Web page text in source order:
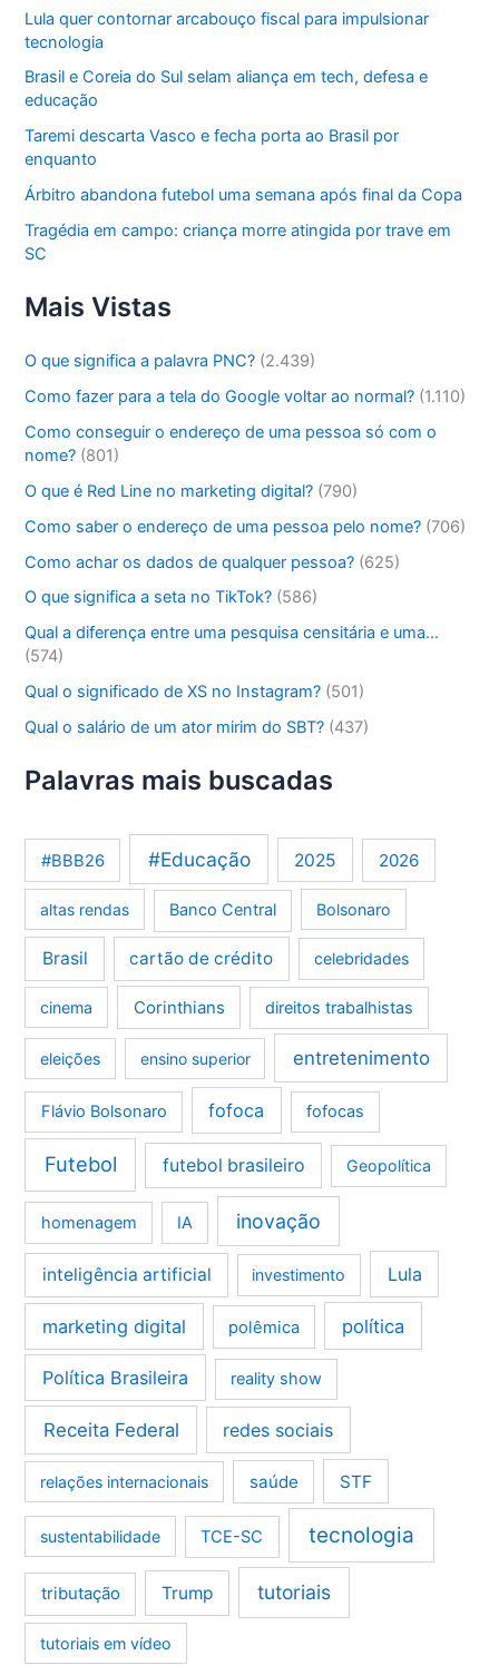
Lula quer contornar arcabouço fiscal para impulsionar
tecnologia
Brasil e Coreia do Sul selam aliança em tech, defesa e
educação
Taremi descarta Vasco e fecha porta ao Brasil por
enquanto
Árbitro abandona futebol uma semana após final da Copa
Tragédia em campo: criança morre atingida por trave em
SC
Mais Vistas
O que significa a palavra PNC? (2.439)
Como fazer para a tela do Google voltar ao normal? (1.110)
Como conseguir o endereço de uma pessoa só com o
nome? (801)
O que é Red Line no marketing digital? (790)
Como saber o endereço de uma pessoa pelo nome? (706)
Como achar os dados de qualquer pessoa? (625)
O que significa a seta no TikTok? (586)
Qual a diferença entre uma pesquisa censitária e uma…
(574)
Qual o significado de XS no Instagram? (501)
Qual o salário de um ator mirim do SBT? (437)
Palavras mais buscadas
#BBB26 #Educação 2025 2026
altas rendas Banco Central Bolsonaro
Brasil cartão de crédito celebridades
cinema Corinthians direitos trabalhistas
eleições ensino superior entretenimento
Flávio Bolsonaro fofoca fofocas
Futebol futebol brasileiro Geopolítica
homenagem IA inovação
inteligência artificial investimento Lula
marketing digital polêmica política
Política Brasileira reality show
Receita Federal redes sociais
relações internacionais saúde STF
sustentabilidade TCE-SC tecnologia
tributação Trump tutoriais
tutoriais em vídeo